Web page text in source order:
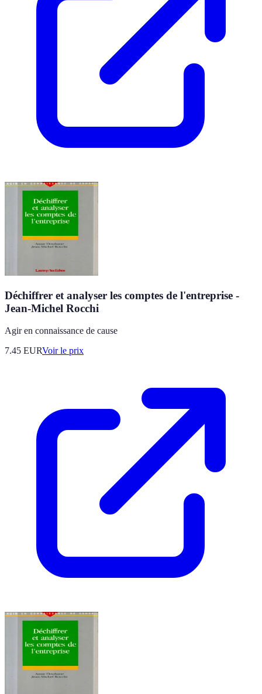
Déchiffrer et analyser les comptes de l'entreprise -
Jean-Michel Rocchi
Agir en connaissance de cause
7.45 EURVoir le prix